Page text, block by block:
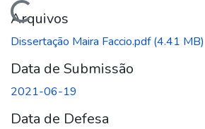
Arquivos
Dissertação Maira Faccio.pdf(4.41 MB)
Data de Submissão
2021-06-19
Data de Defesa